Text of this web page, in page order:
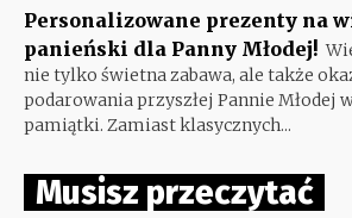
Personalizowane prezenty na
panieński dla Panny Młodej!
nie tylko świetna zabawa, ale także
podarowania przyszłej Pannie Młodej
pamiątki. Zamiast klasycznych...
Musisz przeczytać